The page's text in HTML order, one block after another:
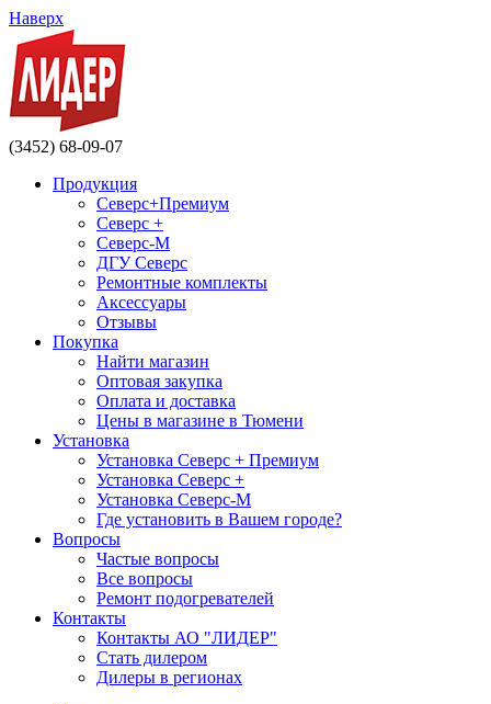
Наверх
(3452) 68-09-07
Продукция
Северс+Премиум
Северс +
Северс-М
ДГУ Северс
Ремонтные комплекты
Аксессуары
Отзывы
Покупка
Найти магазин
Оптовая закупка
Оплата и доставка
Цены в магазине в Тюмени
Установка
Установка Северс + Премиум
Установка Северс +
Установка Северс-М
Где установить в Вашем городе?
Вопросы
Частые вопросы
Все вопросы
Ремонт подогревателей
Контакты
Контакты АО "ЛИДЕР"
Стать дилером
Дилеры в регионах